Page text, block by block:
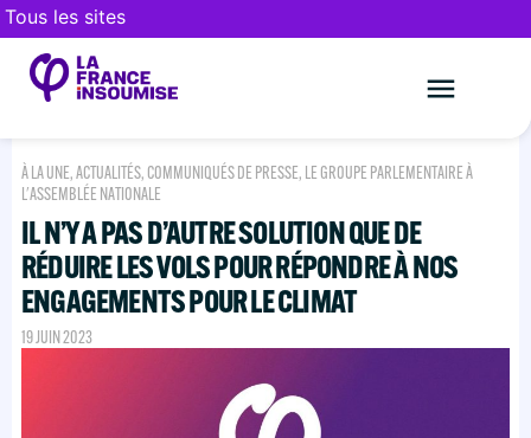
Tous les sites
À LA UNE,ACTUALITÉS, COMMUNIQUÉS DE PRESSE, LE GROUPE PARLEMENTAIRE À
L'ASSEMBLÉE NATIONALE
IL N’Y A PAS D’AUTRE SOLUTION QUE DE
RÉDUIRE LES VOLS POUR RÉPONDRE À NOS
ENGAGEMENTS POUR LE CLIMAT
19 JUIN 2023